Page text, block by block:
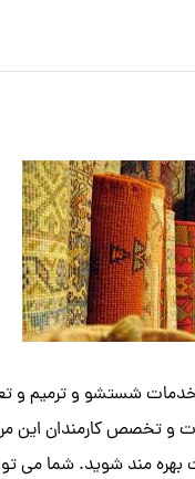
خدمات شستشو و ترمیم
و تخصص کارمندان
مند شوید. شما می